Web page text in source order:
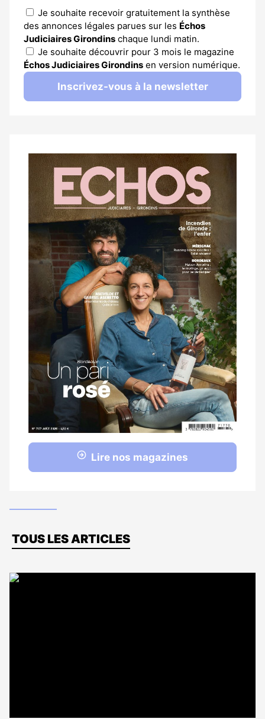
Je souhaite recevoir gratuitement la synthèse
des annonces légales parues sur les Échos
Judiciaires Girondins chaque lundi matin.
Je souhaite découvrir pour 3 mois le magazine
Échos Judiciaires Girondins en version numérique.
Inscrivez-vous à la newsletter
Notre
dernier
magazine
Lire nos magazines
Dernières
TOUS LES ARTICLES